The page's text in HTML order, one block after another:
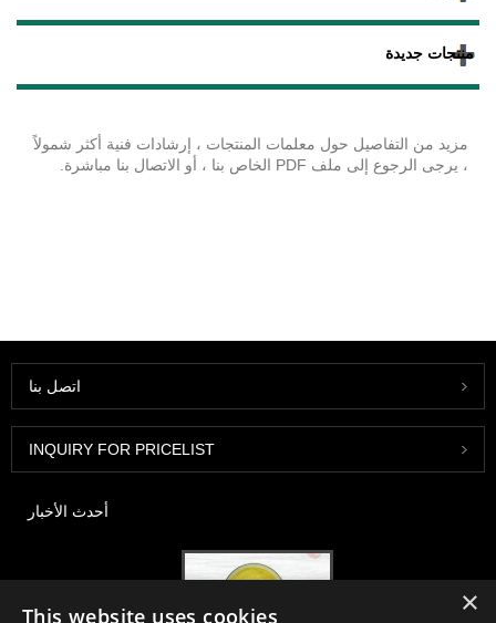
منتجات جديدة
مزيد من التفاصيل حول معلمات المنتجات ، إرشادات فنية أكثر شمولاً
، يرجى الرجوع إلى ملف PDF الخاص بنا ، أو الاتصال بنا مباشرة.
اتصل بنا
INQUIRY FOR PRICELIST
أحدث الأخبار
×
This website uses cookies